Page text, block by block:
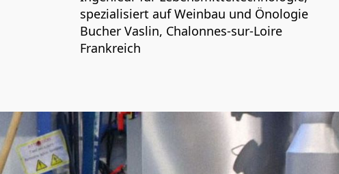
spezialisiert auf Weinbau und Önologie
Bucher Vaslin, Chalonnes-sur-Loire
Frankreich